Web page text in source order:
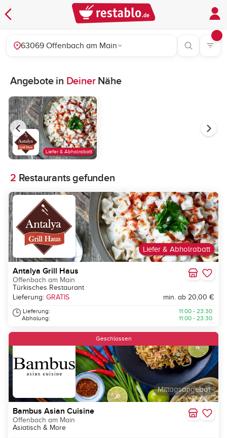
63069 Offenbach am Main
Angebote in DeinerNähe
Liefer & Abholrabatt
2 Restaurants gefunden
Liefer & Abholrabatt
Antalya Grill Haus
Offenbach am Main
Türkisches Restaurant
Lieferung: GRATIS min. ab 20,00 €
Lieferung:
Abholung:
11:00 - 23:30
11:00 - 23:30
Mittagsangebot
Geschlossen
Bambus Asian Cuisine
Offenbach am Main
Asiatisch & More